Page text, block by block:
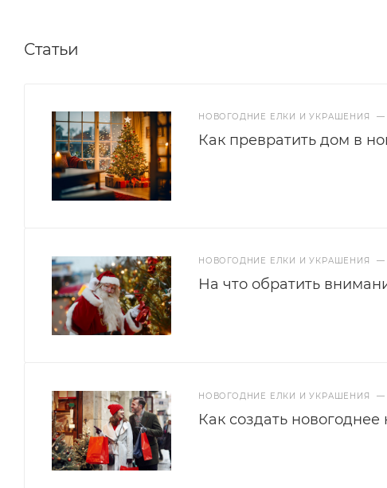
Статьи
НОВОГОДНИЕ ЕЛКИ И УКРАШЕНИЯ —
Как превратить дом в
НОВОГОДНИЕ ЕЛКИ И УКРАШЕНИЯ —
На что обратить
НОВОГОДНИЕ ЕЛКИ И УКРАШЕНИЯ —
Как создать